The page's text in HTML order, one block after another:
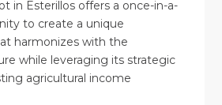
in Esterillos offers a once-in-a-
to create a unique
harmonizes with the
while leveraging its strategic
agricultural income